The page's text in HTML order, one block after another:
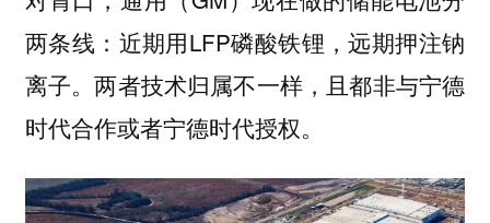
两条线：近期用LFP磷酸铁锂，远期押注钠
离子。两者技术归属不一样，且都非与宁德
时代合作或者宁德时代授权。